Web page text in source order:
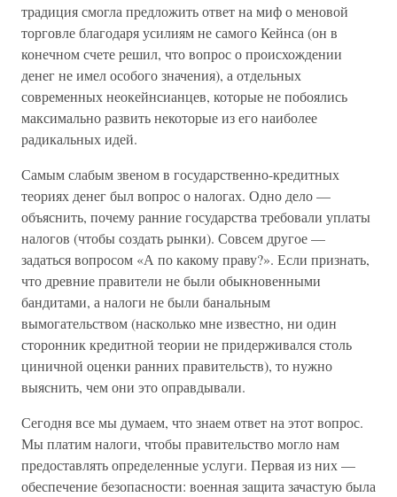
традиция смогла предложить ответ на миф о меновой
торговле благодаря усилиям не самого Кейнса (он в
конечном счете решил, что вопрос о происхождении
денег не имел особого значения), а отдельных
современных неокейнсианцев, которые не побоялись
максимально развить некоторые из его наиболее
радикальных идей.
Самым слабым звеном в государственно-кредитных
теориях денег был вопрос о налогах. Одно дело —
объяснить, почему ранние государства требовали уплаты
налогов (чтобы создать рынки). Совсем другое —
задаться вопросом «А по какому праву?». Если признать,
что древние правители не были обыкновенными
бандитами, а налоги не были банальным
вымогательством (насколько мне известно, ни один
сторонник кредитной теории не придерживался столь
циничной оценки ранних правительств), то нужно
выяснить, чем они это оправдывали.
Сегодня все мы думаем, что знаем ответ на этот вопрос.
Мы платим налоги, чтобы правительство могло нам
предоставлять определенные услуги. Первая из них —
обеспечение безопасности: военная защита зачастую была